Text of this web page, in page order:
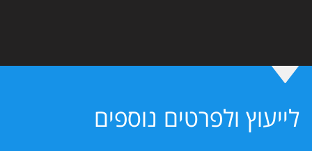
לייעוץ ולפרטים נוספים